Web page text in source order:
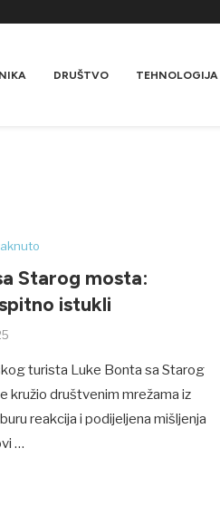
DRUŠTVO TEHNOLOGIJA
Starog mosta:
istukli
turista Luke Bonta sa Starog
kružio društvenim mrežama iz
reakcija i podijeljena mišljenja
…